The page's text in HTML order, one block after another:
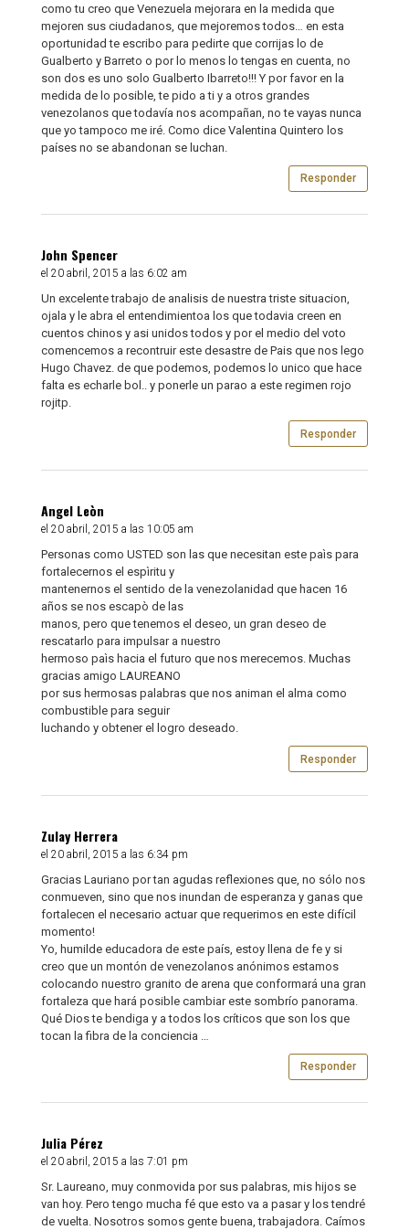
como tu creo que Venezuela mejorara en la medida que
mejoren sus ciudadanos, que mejoremos todos… en esta
oportunidad te escribo para pedirte que corrijas lo de
Gualberto y Barreto o por lo menos lo tengas en cuenta, no
son dos es uno solo Gualberto Ibarreto!!! Y por favor en la
medida de lo posible, te pido a ti y a otros grandes
venezolanos que todavía nos acompañan, no te vayas nunca
que yo tampoco me iré. Como dice Valentina Quintero los
países no se abandonan se luchan.
Responder
John Spencer
el 20 abril, 2015 a las 6:02 am
Un excelente trabajo de analisis de nuestra triste situacion,
ojala y le abra el entendimientoa los que todavia creen en
cuentos chinos y asi unidos todos y por el medio del voto
comencemos a recontruir este desastre de Pais que nos lego
Hugo Chavez. de que podemos, podemos lo unico que hace
falta es echarle bol.. y ponerle un parao a este regimen rojo
rojitp.
Responder
Angel Leòn
el 20 abril, 2015 a las 10:05 am
Personas como USTED son las que necesitan este paìs para
fortalecernos el espìritu y
mantenernos el sentido de la venezolanidad que hacen 16
años se nos escapò de las
manos, pero que tenemos el deseo, un gran deseo de
rescatarlo para impulsar a nuestro
hermoso paìs hacia el futuro que nos merecemos. Muchas
gracias amigo LAUREANO
por sus hermosas palabras que nos animan el alma como
combustible para seguir
luchando y obtener el logro deseado.
Responder
Zulay Herrera
el 20 abril, 2015 a las 6:34 pm
Gracias Lauriano por tan agudas reflexiones que, no sólo nos
conmueven, sino que nos inundan de esperanza y ganas que
fortalecen el necesario actuar que requerimos en este difícil
momento!
Yo, humilde educadora de este país, estoy llena de fe y si
creo que un montón de venezolanos anónimos estamos
colocando nuestro granito de arena que conformará una gran
fortaleza que hará posible cambiar este sombrío panorama.
Qué Dios te bendiga y a todos los críticos que son los que
tocan la fibra de la conciencia …
Responder
Julia Pérez
el 20 abril, 2015 a las 7:01 pm
Sr. Laureano, muy conmovida por sus palabras, mis hijos se
van hoy. Pero tengo mucha fé que esto va a pasar y los tendré
de vuelta. Nosotros somos gente buena, trabajadora. Caímos